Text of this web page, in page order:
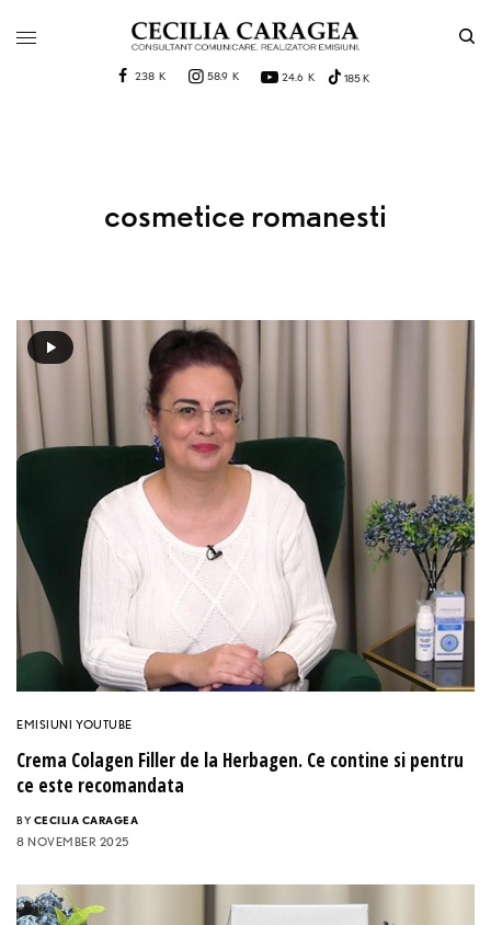
238 K 58.9 K 24.6 K 185 K
cosmetice romanesti
EMISIUNI YOUTUBE
Crema Colagen Filler de la Herbagen. Ce contine si pentru
ce este recomandata
BY CECILIA CARAGEA
8 NOVEMBER 2025